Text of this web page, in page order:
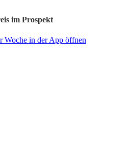
im Prospekt
Woche in der App öffnen